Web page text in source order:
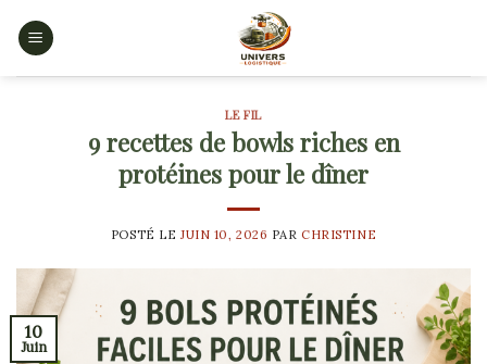
LE FIL
9 recettes de bowls riches en
protéines pour le dîner
POSTÉ LE JUIN 10, 2026 PARCHRISTINE
10
Juin